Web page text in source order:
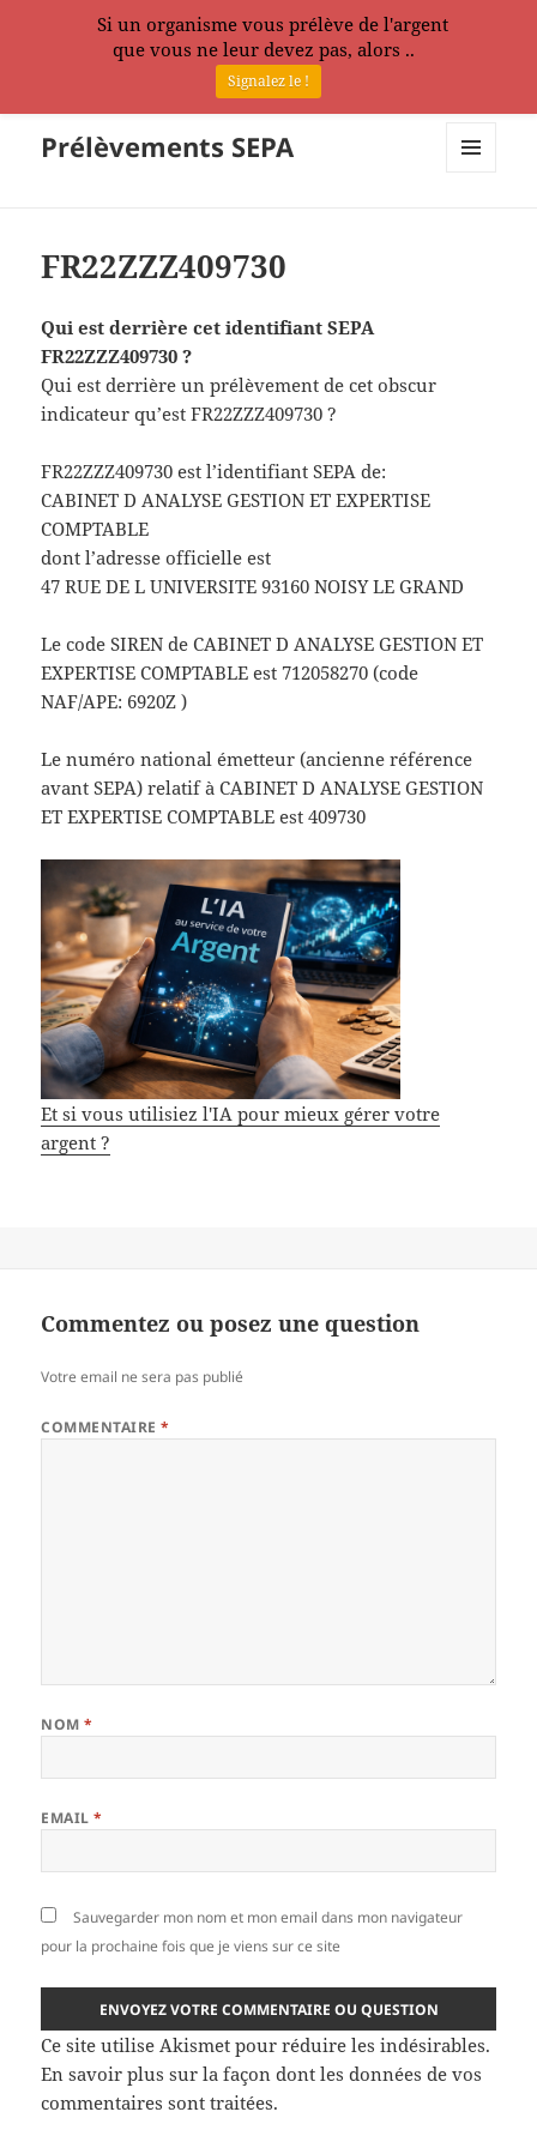
Prélèvements SEPA
FR22ZZZ409730
Qui est derrière cet identifiant SEPA
FR22ZZZ409730 ?
Qui est derrière un prélèvement de cet obscur
indicateur qu’est FR22ZZZ409730 ?
FR22ZZZ409730 est l’identifiant SEPA de:
CABINET D ANALYSE GESTION ET EXPERTISE
COMPTABLE
dont l’adresse officielle est
47 RUE DE L UNIVERSITE 93160 NOISY LE GRAND
Le code SIREN de CABINET D ANALYSE GESTION ET
EXPERTISE COMPTABLE est 712058270 (code
NAF/APE: 6920Z )
Le numéro national émetteur (ancienne référence
avant SEPA) relatif à CABINET D ANALYSE GESTION
ET EXPERTISE COMPTABLE est 409730
Et si vous utilisiez l'IA pour mieux gérer votre
argent ?
Commentez ou posez une question
Votre email ne sera pas publié
COMMENTAIRE*
NOM*
EMAIL*
Sauvegarder mon nom et mon email dans mon navigateur
pour la prochaine fois que je viens sur ce site
Ce site utilise Akismet pour réduire les indésirables.
En savoir plus sur la façon dont les données de vos
commentaires sont traitées.
Si un organisme vous prélève de l'argent
que vous ne leur devez pas, alors ..
Signalez le !